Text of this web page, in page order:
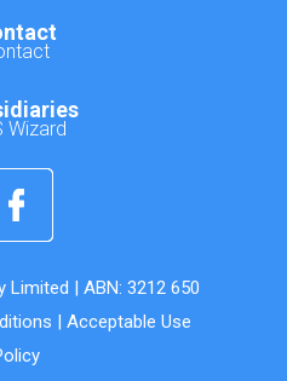
Wizard
Limited | ABN: 3212 650
| Acceptable Use